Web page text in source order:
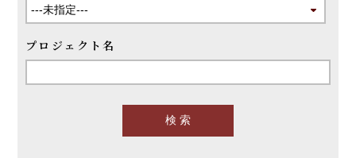
プロジェクト名